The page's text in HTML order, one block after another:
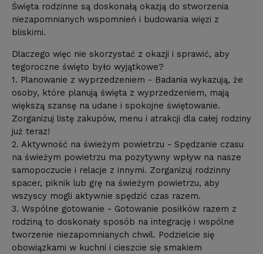
Święta rodzinne są doskonałą okazją do stworzenia
niezapomnianych wspomnień i budowania więzi z
bliskimi.
Dlaczego więc nie skorzystać z okazji i sprawić, aby
tegoroczne święto było wyjątkowe?
1. Planowanie z wyprzedzeniem - Badania wykazują, że
osoby, które planują święta z wyprzedzeniem, mają
większą szansę na udane i spokojne świętowanie.
Zorganizuj listę zakupów, menu i atrakcji dla całej rodziny
już teraz!
2. Aktywność na świeżym powietrzu - Spędzanie czasu
na świeżym powietrzu ma pozytywny wpływ na nasze
samopoczucie i relacje z innymi. Zorganizuj rodzinny
spacer, piknik lub grę na świeżym powietrzu, aby
wszyscy mogli aktywnie spędzić czas razem.
3. Wspólne gotowanie - Gotowanie posiłków razem z
rodziną to doskonały sposób na integrację i wspólne
tworzenie niezapomnianych chwil. Podzielcie się
obowiązkami w kuchni i cieszcie się smakiem